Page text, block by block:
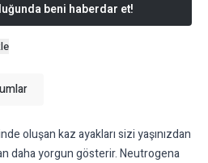
beni haberdar et!
oluşan kaz ayakları sizi yaşınızdan
daha yorgun gösterir. Neutrogena